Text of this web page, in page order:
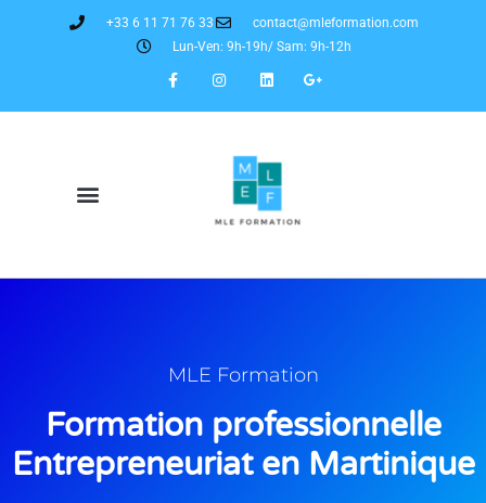
+33 6 11 71 76 33
contact@mleformation.com
Lun-Ven: 9h-19h/ Sam: 9h-12h
MLE Formation
Formation professionnelle
Entrepreneuriat en Martinique